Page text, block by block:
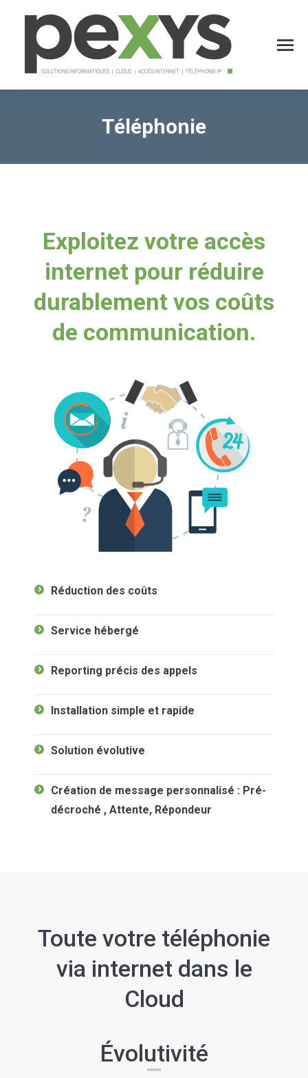
Téléphonie
Vous êtes ici :
Exploitez votre accès
internet pour réduire
durablement vos coûts
de communication.
Réduction des coûts
Service hébergé
Reporting précis des appels
Installation simple et rapide
Solution évolutive
Création de message personnalisé : Pré-
décroché , Attente, Répondeur
Toute votre téléphonie
via internet dans le
Cloud
Évolutivité